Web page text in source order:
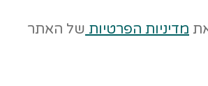
מדיניות הפרטיות של האתר